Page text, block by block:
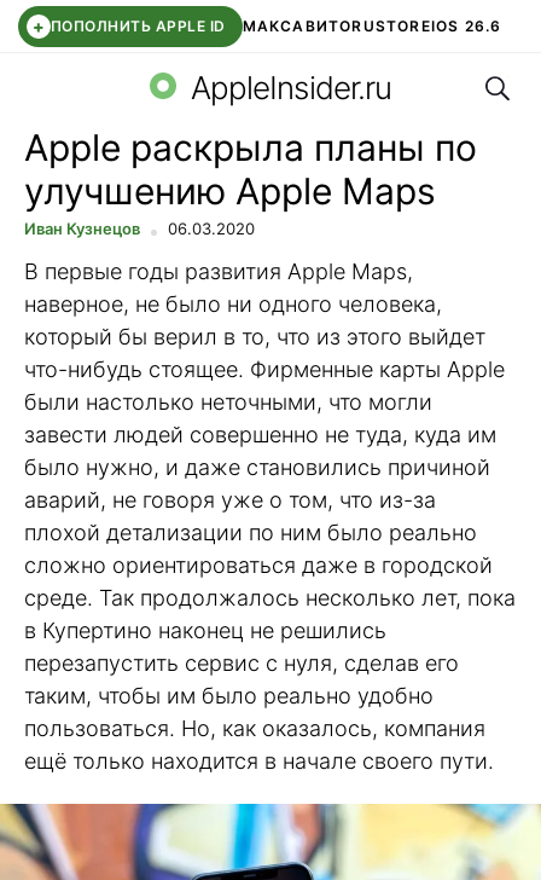
+ ПОПОЛНИТЬ APPLE ID МАКСАВИТОRUSTOREIOS 26.6
СБЕР КИДС ВТБ ОНЛАЙН ЧАТ В ROBLOX
AppleInsider.ru
Apple раскрыла планы по
улучшению Apple Maps
Иван Кузнецов 06.03.2020
В первые годы развития Apple Maps,
наверное, не было ни одного человека,
который бы верил в то, что из этого выйдет
что-нибудь стоящее. Фирменные карты Apple
были настолько неточными, что могли
завести людей совершенно не туда, куда им
было нужно, и даже становились причиной
аварий, не говоря уже о том, что из-за
плохой детализации по ним было реально
сложно ориентироваться даже в городской
среде. Так продолжалось несколько лет, пока
в Купертино наконец не решились
перезапустить сервис с нуля, сделав его
таким, чтобы им было реально удобно
пользоваться. Но, как оказалось, компания
ещё только находится в начале своего пути.